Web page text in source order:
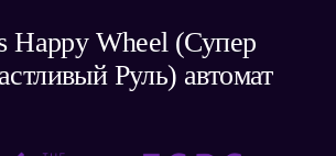
Happy Wheel (Супер
Руль) автомат